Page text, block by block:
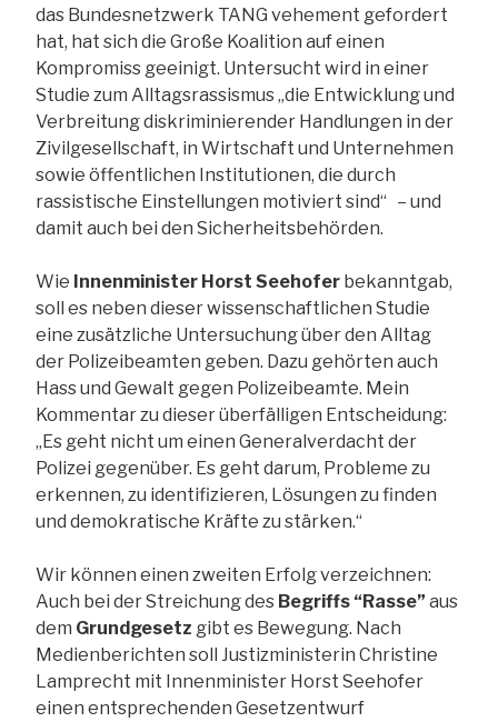
das Bundesnetzwerk TANG vehement gefordert
hat, hat sich die Große Koalition auf einen
Kompromiss geeinigt. Untersucht wird in einer
Studie zum Alltagsrassismus „die Entwicklung und
Verbreitung diskriminierender Handlungen in der
Zivilgesellschaft, in Wirtschaft und Unternehmen
sowie öffentlichen Institutionen, die durch
rassistische Einstellungen motiviert sind“ – und
damit auch bei den Sicherheitsbehörden.
Wie Innenminister Horst Seehofer bekanntgab,
soll es neben dieser wissenschaftlichen Studie
eine zusätzliche Untersuchung über den Alltag
der Polizeibeamten geben. Dazu gehörten auch
Hass und Gewalt gegen Polizeibeamte. Mein
Kommentar zu dieser überfälligen Entscheidung:
„Es geht nicht um einen Generalverdacht der
Polizei gegenüber. Es geht darum, Probleme zu
erkennen, zu identifizieren, Lösungen zu finden
und demokratische Kräfte zu stärken.“
Wir können einen zweiten Erfolg verzeichnen:
Auch bei der Streichung des Begriffs “Rasse” aus
dem Grundgesetz gibt es Bewegung. Nach
Medienberichten soll Justizministerin Christine
Lamprecht mit Innenminister Horst Seehofer
einen entsprechenden Gesetzentwurf